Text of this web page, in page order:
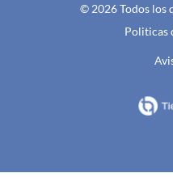
© 2026 Todos los
Politicas